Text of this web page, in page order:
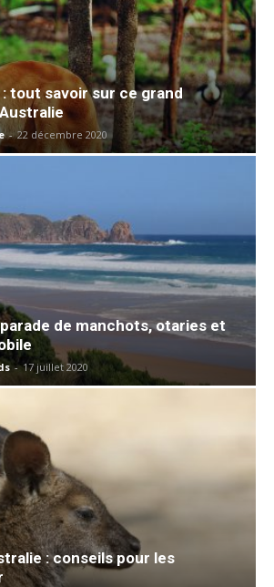
tout savoir sur ce grand
- 22 décembre 2020
de manchots, otaries et
- 17 juillet 2020
: conseils pour les